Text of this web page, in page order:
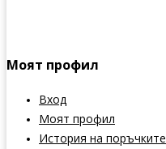
Моят профил
Вход
Моят профил
История на поръчките